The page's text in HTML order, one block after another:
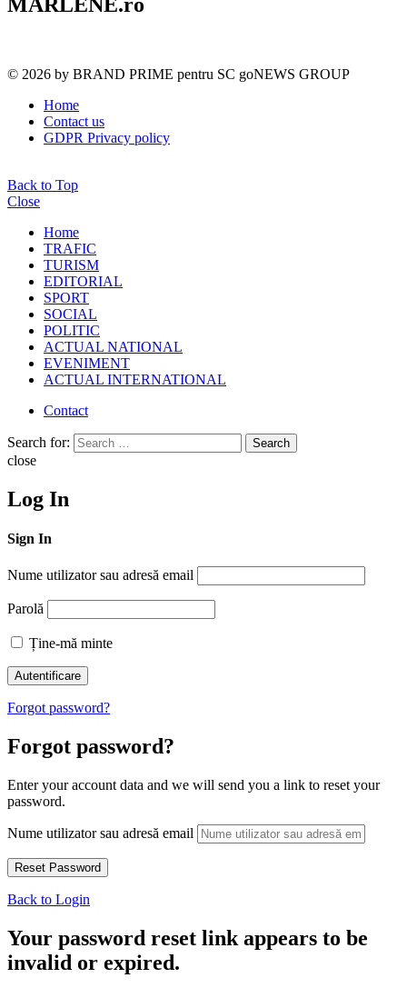
© 2026 by BRAND PRIME pentru SC goNEWS GROUP
Home
Contact us
GDPR Privacy policy
Back to Top
Close
Home
TRAFIC
TURISM
EDITORIAL
SPORT
SOCIAL
POLITIC
ACTUAL NATIONAL
EVENIMENT
ACTUAL INTERNATIONAL
Contact
Search for: Search
close
Log In
Sign In
Nume utilizator sau adresă email
Parolă
Ține-mă minte
Forgot password?
Forgot password?
Enter your account data and we will send you a link to reset your
password.
Nume utilizator sau adresă email
Back to Login
Your password reset link appears to be
invalid or expired.